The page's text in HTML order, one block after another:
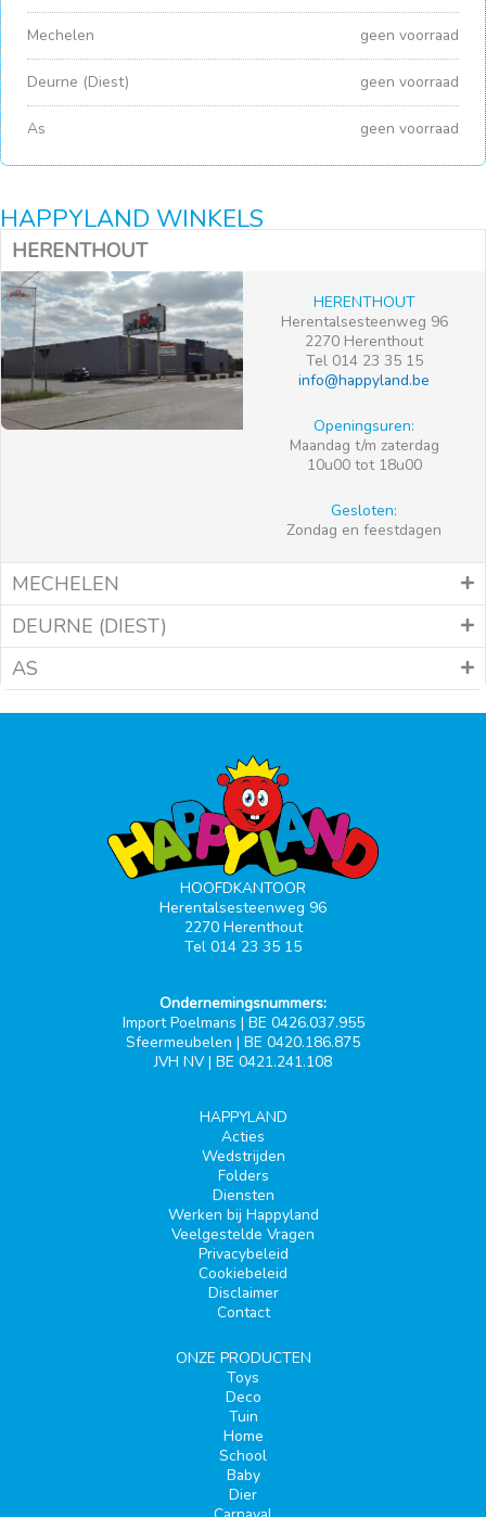
Mechelen geen voorraad
Deurne (Diest) geen voorraad
As geen voorraad
HAPPYLAND WINKELS
HERENTHOUT
HERENTHOUT
Herentalsesteenweg 96
2270 Herenthout
Tel 014 23 35 15
info@happyland.be
Openingsuren:
Maandag t/m zaterdag
10u00 tot 18u00
Gesloten:
Zondag en feestdagen
MECHELEN
DEURNE (DIEST)
AS
HOOFDKANTOOR
Herentalsesteenweg 96
2270 Herenthout
Tel 014 23 35 15
Ondernemingsnummers:
Import Poelmans | BE 0426.037.955
Sfeermeubelen | BE 0420.186.875
JVH NV | BE 0421.241.108
HAPPYLAND
Acties
Wedstrijden
Folders
Diensten
Werken bij Happyland
Veelgestelde Vragen
Privacybeleid
Cookiebeleid
Disclaimer
Contact
ONZE PRODUCTEN
Toys
Deco
Tuin
Home
School
Baby
Dier